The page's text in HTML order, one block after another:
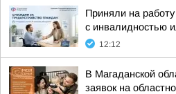
Приняли на
с инвалидностью
12:12
В Магаданской
заявок на